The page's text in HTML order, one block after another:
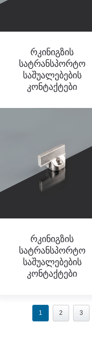
Რკინიგზის
Სატრანსპორტო
Საშუალებების
Კონტაქტები
Რკინიგზის
Სატრანსპორტო
Საშუალებების
Კონტაქტები
1 2 3